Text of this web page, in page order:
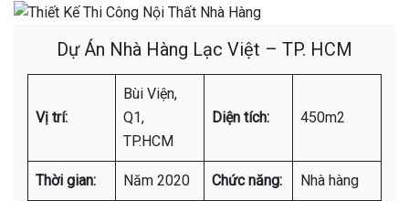
Dự Án Nhà Hàng Lạc Việt – TP. HCM
Vị trí:
Bùi Viện,
Q1,
TP.HCM
Diện tích: 450m2
Thời gian: Năm 2020 Chức năng: Nhà hàng